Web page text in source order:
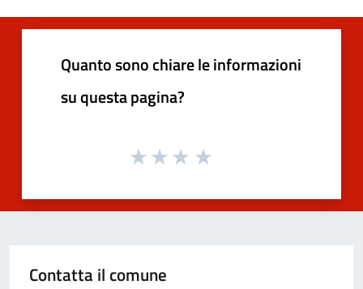
Quanto sono chiare le informazioni
su questa pagina?
Contatta il comune